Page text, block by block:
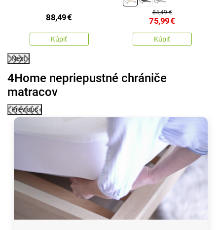
88,49€
Kúpiť
84,49 €
75,99€
Kúpiť
Next
4Home nepriepustné chrániče
matracov
Previous